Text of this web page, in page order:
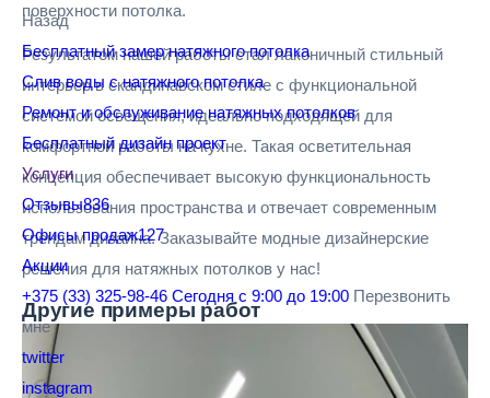
Назад
Бесплатный замер натяжного потолка
Слив воды с натяжного потолка
Ремонт и обслуживание натяжных потолков
Бесплатный дизайн проект
Услуги
Отзывы836
Офисы продаж127
Акции
+375 (33) 325-98-46 Сегодня с 9:00 до 19:00 Перезвонить
мне
twitter
instagram
поверхности потолка.
Результатом нашей работы стал лаконичный стильный
интерьер в скандинавском стиле с функциональной
системой освещения, идеально подходящей для
комфортной работы на кухне. Такая осветительная
концепция обеспечивает высокую функциональность
использования пространства и отвечает современным
трендам дизайна. Заказывайте модные дизайнерские
решения для натяжных потолков у нас!
Другие примеры работ